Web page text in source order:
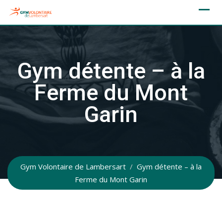
Skip
Gym détente – à la
Ferme du Mont
Garin
Gym Volontaire de Lambersart / Gym détente – à la
Ferme du Mont Garin